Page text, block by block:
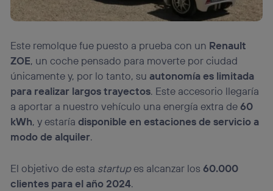
Este remolque fue puesto a prueba con un Renault
ZOE, un coche pensado para moverte por ciudad
únicamente y, por lo tanto, su autonomía es limitada
para realizar largos trayectos. Este accesorio llegaría
a aportar a nuestro vehículo una energía extra de60
kWh, y estaríadisponible en estaciones de servicio a
modo de alquiler.
El objetivo de esta startupes alcanzar los60.000
clientes para el año 2024.